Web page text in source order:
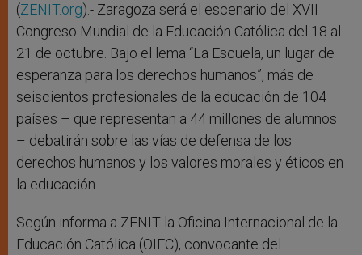
(ZENIT.org).- Zaragoza será el escenario del XVII
Congreso Mundial de la Educación Católica del 18 al
21 de octubre. Bajo el lema “La Escuela, un lugar de
esperanza para los derechos humanos”, más de
seiscientos profesionales de la educación de 104
países – que representan a 44 millones de alumnos
– debatirán sobre las vías de defensa de los
derechos humanos y los valores morales y éticos en
la educación.
Según informa a ZENIT la Oficina Internacional de la
Educación Católica (OIEC), convocante del